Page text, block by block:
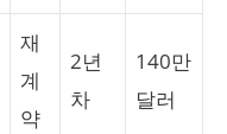
재
계
약
2년
차
140만
달러